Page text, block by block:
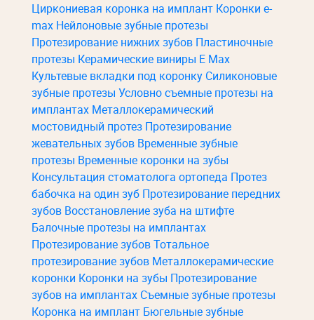
Циркониевая коронка на имплант Коронки e-
max Нейлоновые зубные протезы
Протезирование нижних зубов Пластиночные
протезы Керамические виниры E Max
Культевые вкладки под коронку Силиконовые
зубные протезы Условно съемные протезы на
имплантах Металлокерамический
мостовидный протез Протезирование
жевательных зубов Временные зубные
протезы Временные коронки на зубы
Консультация стоматолога ортопеда Протез
бабочка на один зуб Протезирование передних
зубов Восстановление зуба на штифте
Балочные протезы на имплантах
Протезирование зубовТотальное
протезирование зубов Металлокерамические
коронки Коронки на зубы Протезирование
зубов на имплантах Съемные зубные протезы
Коронка на имплант Бюгельные зубные